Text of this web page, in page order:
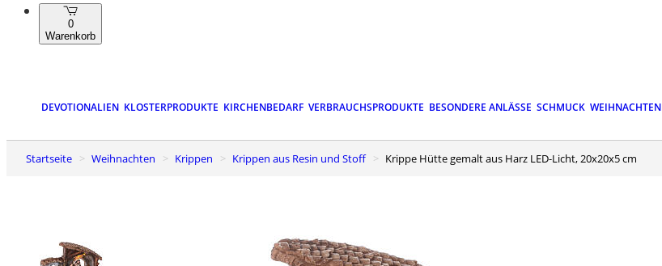
0
Warenkorb
DEVOTIONALIEN KLOSTERPRODUKTE KIRCHENBEDARF VERBRAUCHSPRODUKTE BESONDERE ANLÄSSE SCHMUCK WEIHNACHTEN
Startseite Weihnachten Krippen Krippen aus Resin und Stoff Krippe Hütte gemalt aus Harz LED-Licht, 20x20x5 cm